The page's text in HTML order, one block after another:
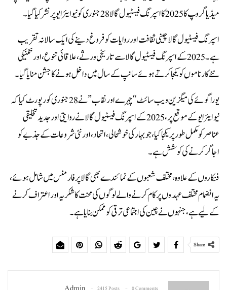
میڈیا گروپ کا 2025 کا اسپرنگ فیسٹیول گالا 28 جنوری کو نیو ایئر ایو پر نشر کیا گیا۔
اسپرنگ فیسٹیول گالا چینی ثقافت اور روایات کو فروغ دینے کی ایک سالانہ تقریب
ہے۔ 2025 کے اسپرنگ فیسٹیول گالا سے تاریخی ورثے، علاقائی تنوع، اور تکنیکی
نئے کارناموں کو یکجا کرتے ہوئے سانپ کے سال میں داخل ہونے کا جشن منایا گیا۔
یوراگوئے کی میگزین ویب سائٹ “چہرے اور نقاب” نے 28 جنوری کو رپورٹ کیا کہ
نیو ایئر ایو کے موقع پر، 2025 کے اسپرنگ فیسٹیول گالا نے روایتی اور جدید تخلیقی
عناصر کو مکمل طور پر یکجا کیا، جو بہار کی خوشحالی، اتحاد، اور نئی شروعات کے جذبے کو
اجاگر کرنے کی کوشش ہے۔
فنکاروں کے علاوہ، مختلف شعبوں کے نمائندے بھی گالا پرفارمنس میں شامل ہوئے،
یہ انضمام مختلف عہدوں پر کام کرنے والے لوگوں کی محنت کا شکریہ اور اعتراف کرنے
کے لیے ہے، جنہوں نے چین کی اجتماعی ترقی کو ممکن بنایا ہے۔
Share